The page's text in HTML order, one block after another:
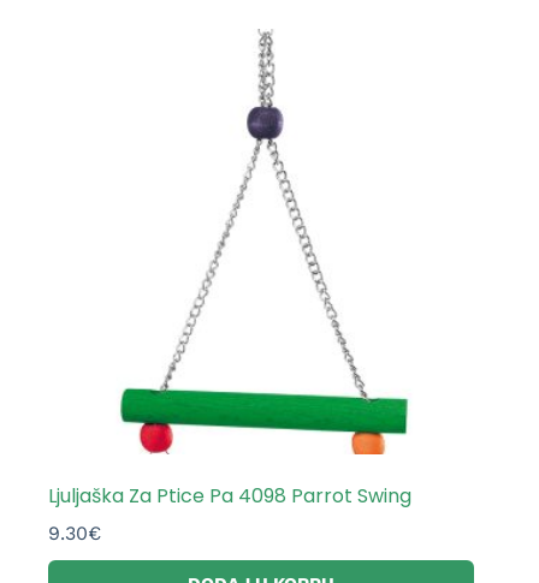
Ljuljaška Za Ptice Pa 4098 Parrot Swing
9.30€